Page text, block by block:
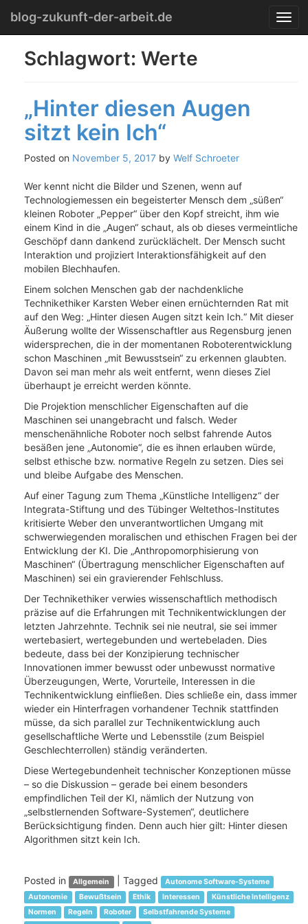
Menu
content
T
o
n
blog-zukunft-der-arbeit.de
Schlagwort: Werte
„Hinter diesen Augen
sitzt kein Ich“
Posted on November 5, 2017 by Welf Schroeter
Wer kennt nicht die Bilder und Szenen, wenn auf
Technologiemessen ein begeisterter Mensch dem „süßen“
kleinen Roboter „Pepper“ über den Kopf streicht, ihm wie
einem Kind in die „Augen“ schaut, als ob dieses vermeintliche
Geschöpf dann dankend zurücklächelt. Der Mensch sucht
Interaktion und projiziert Interaktionsfähigkeit auf den
mobilen Blechhaufen.
Einem solchen Menschen gab der nachdenkliche
Technikethiker Karsten Weber einen ernüchternden Rat mit
auf den Weg: „Hinter diesen Augen sitzt kein Ich.“ Mit dieser
Äußerung wollte der Wissenschaftler aus Regensburg jenen
widersprechen, die in der momentanen Roboterentwicklung
schon Maschinen „mit Bewusstsein“ zu erkennen glaubten.
Davon sei man mehr als weit entfernt, wenn dieses Ziel
überhaupt je erreicht werden könnte.
Die Projektion menschlicher Eigenschaften auf die
Maschinen sei unangebracht und falsch. Weder
menschenähnliche Roboter noch selbst fahrende Autos
besäßen jene „Autonomie“, die es ihnen erlauben würde,
selbst ethische bzw. normative Regeln zu setzen. Dies sei
und bleibe Aufgabe des Menschen.
Auf einer Tagung zum Thema „Künstliche Intelligenz“ der
Integrata-Stiftung und des Tübinger Weltethos-Institutes
kritisierte Weber den unverantwortlichen Umgang mit
schwerwiegenden moralischen und ethischen Fragen bei der
Entwicklung der KI. Die „Anthropomorphisierung von
Maschinen“ (Übertragung menschlicher Eigenschaften auf
Maschinen) sei ein gravierender Fehlschluss.
Der Technikethiker verwies wissenschaftlich methodisch
präzise auf die Erfahrungen mit Technikentwicklungen der
letzten Jahrzehnte. Technik sei nie neutral, sie sei immer
wertebasiert, wertegebunden und wertebeladen. Dies
bedeute, dass bei der Konzipierung technischer
Innovationen immer bewusst oder unbewusst normative
Überzeugungen, Werte, Vorurteile, Interessen in die
Technikentwicklung einfließen. Dies schließe ein, dass immer
wieder ein Hinterfragen vorhandener Technik stattfinden
müsse, da sich parallel zur Technikentwicklung auch
gesellschaftliche Werte und Lebensstile (zum Beispiel
Geschlechterrollen) ständig veränderten.
Diese Wertegebundenheit technischer Konzeptionen müsse
– so die Diskussion – gerade bei einem besonders
empfindlichen Teil der KI, nämlich der Nutzung von
„selbstlernenden Software-Systemen“, deutlichere
Berücksichtigung finden. Denn auch hier gilt: Hinter diesen
Algorithmen sitzt kein Ich.
Posted in Allgemein Tagged
Autonome Software-Systeme
Autonomie
Bewußtsein Ethik Interessen
Künstliche Intelligenz
Normen
Regeln Roboter
Selbstfahrende Systeme